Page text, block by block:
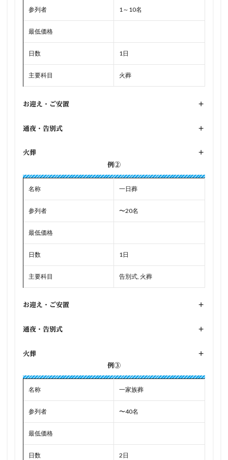
参列者 1～10名
最低価格
日数 1日
主要科目 火葬
お迎え・ご安置 +
通夜・告別式 +
火葬
+
例②
名称 一日葬
参列者 〜20名
最低価格
日数 1日
主要科目 告別式, 火葬
お迎え・ご安置 +
通夜・告別式 +
火葬
+
例③
名称 一家族葬
参列者 〜40名
最低価格
日数 2日